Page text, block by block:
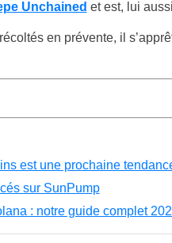
Unchained et est, lui
en prévente, il
est une prochaine
sur SunPump
: notre guide complet